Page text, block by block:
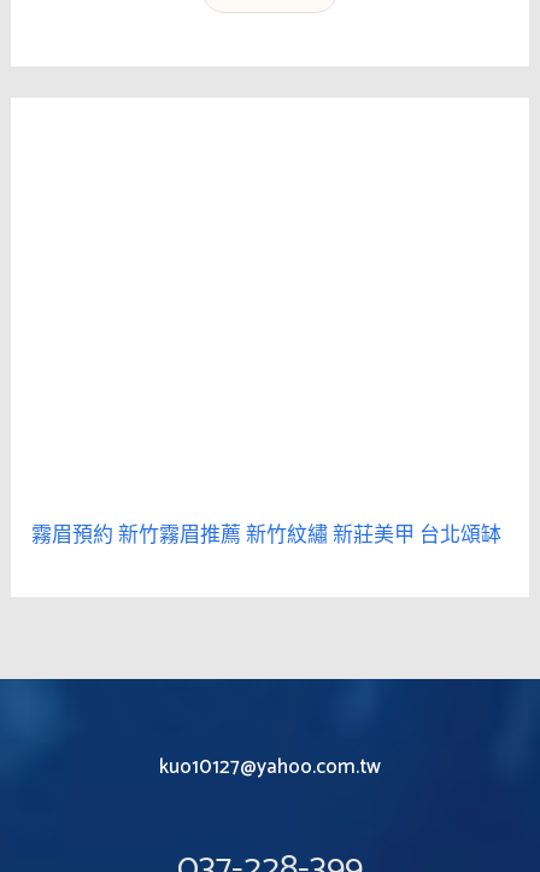
霧眉預約新竹霧眉推薦新竹紋繡新莊美甲 台北頌缽
kuo10127@yahoo.com.tw